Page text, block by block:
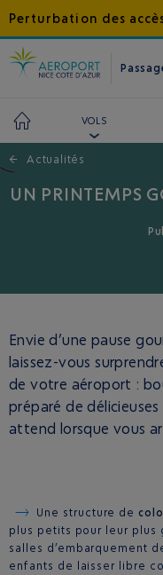
Perturbation des
VOLS
← Actualités
UN PRINTEMPS
Envie d’une pause
laissez-vous
de votre aéroport :
préparé de
attend lorsque vous
Une structure de
plus petits pour leur plus
salles d’embarquement
enfants de laisser libre